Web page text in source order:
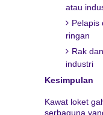
atau
Pelapis
ringan
Rak
industri
Kesimpulan
Kawat loket
serbaguna